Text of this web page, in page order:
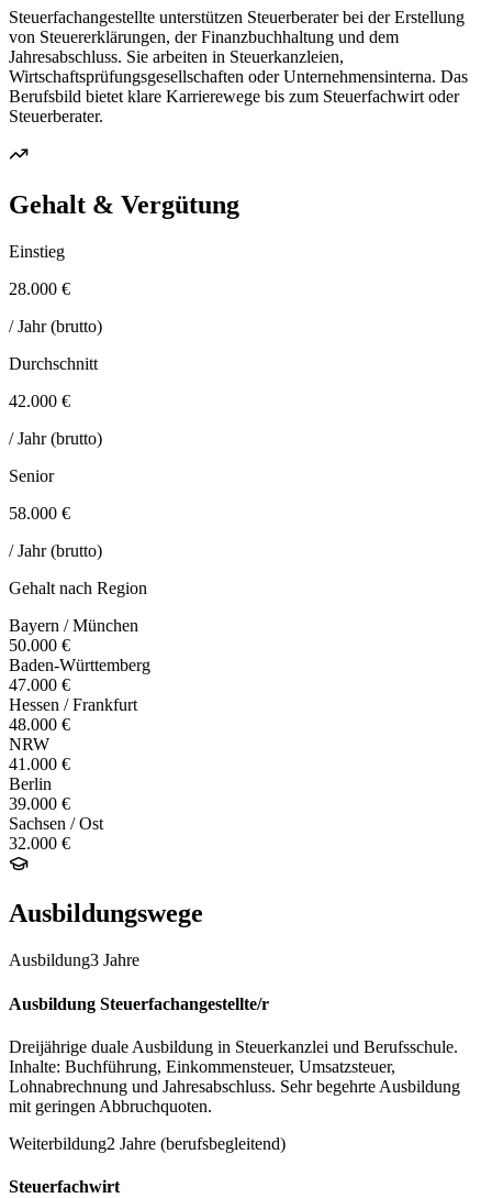
Steuerfachangestellte unterstützen Steuerberater bei der Erstellung
von Steuererklärungen, der Finanzbuchhaltung und dem
Jahresabschluss. Sie arbeiten in Steuerkanzleien,
Wirtschaftsprüfungsgesellschaften oder Unternehmensinterna. Das
Berufsbild bietet klare Karrierewege bis zum Steuerfachwirt oder
Steuerberater.
Gehalt & Vergütung
Einstieg
28.000 €
/ Jahr (brutto)
Durchschnitt
42.000 €
/ Jahr (brutto)
Senior
58.000 €
/ Jahr (brutto)
Gehalt nach Region
Bayern / München
50.000 €
Baden-Württemberg
47.000 €
Hessen / Frankfurt
48.000 €
NRW
41.000 €
Berlin
39.000 €
Sachsen / Ost
32.000 €
Ausbildungswege
Ausbildung3 Jahre
Ausbildung Steuerfachangestellte/r
Dreijährige duale Ausbildung in Steuerkanzlei und Berufsschule.
Inhalte: Buchführung, Einkommensteuer, Umsatzsteuer,
Lohnabrechnung und Jahresabschluss. Sehr begehrte Ausbildung
mit geringen Abbruchquoten.
Weiterbildung2 Jahre (berufsbegleitend)
Steuerfachwirt